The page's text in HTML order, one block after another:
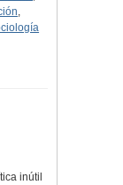
,
inútil